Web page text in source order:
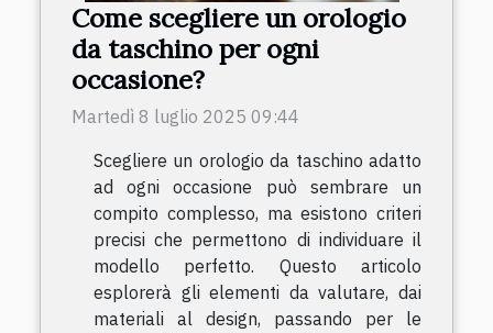
Come scegliere un orologio
da taschino per ogni
occasione?
Martedì 8 luglio 2025 09:44
Scegliere un orologio da taschino adatto
ad ogni occasione può sembrare un
compito complesso, ma esistono criteri
precisi che permettono di individuare il
modello perfetto. Questo articolo
esplorerà gli elementi da valutare, dai
materiali al design, passando per le